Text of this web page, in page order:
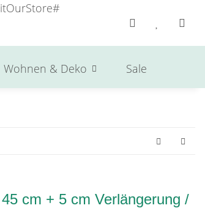
Wohnen & Deko Sale
cm + 5 cm Verlängerung /